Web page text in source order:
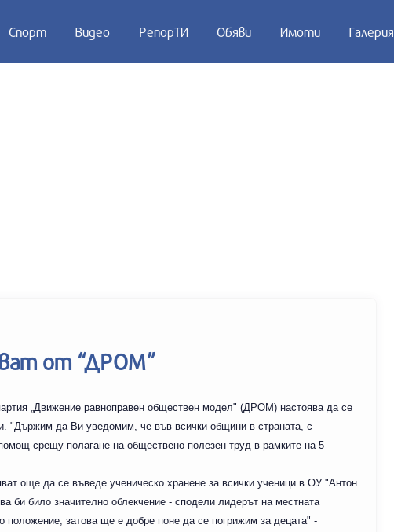
Спорт Видео РепорТИ Обяви Имоти Галерия
от “ДРОМ”
„Движение равноправен обществен модел" (ДРОМ) настоява да се
"Държим да Ви уведомим, че във всички общини в страната, с
срещу полагане на обществено полезен труд в рамките на 5
още да се въведе ученическо хранене за всички ученици в ОУ "Антон
би било значително облекчение - сподели лидерът на местната
положение, затова ще е добре поне да се погрижим за децата" -